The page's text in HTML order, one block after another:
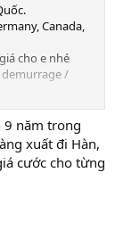
Canada,
cho e nhé
demurrage /
9 năm trong
xuất đi Hàn,
cước cho từng